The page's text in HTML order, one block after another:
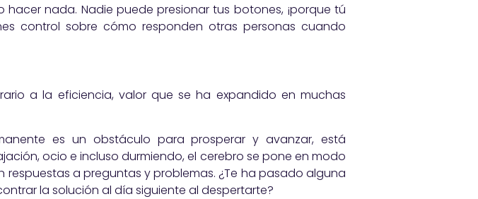
nada. Nadie puede presionar tus botones, ¡porque tú
control sobre cómo responden otras personas cuando
a la eficiencia, valor que se ha expandido en muchas
es un obstáculo para prosperar y avanzar, está
ocio e incluso durmiendo, el cerebro se pone en modo
a preguntas y problemas. ¿Te ha pasado alguna
la solución al día siguiente al despertarte?